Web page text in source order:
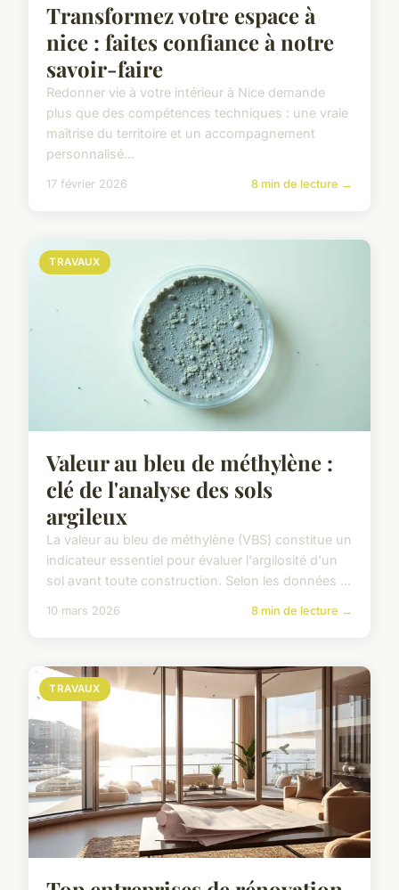
Transformez votre espace à
nice : faites confiance à notre
savoir-faire
Redonner vie à votre intérieur à Nice demande
plus que des compétences techniques : une vraie
maîtrise du territoire et un accompagnement
personnalisé...
17 février 2026 8 min de lecture →
TRAVAUX
Valeur au bleu de méthylène :
clé de l'analyse des sols
argileux
La valeur au bleu de méthylène (VBS) constitue un
indicateur essentiel pour évaluer l'argilosité d'un
sol avant toute construction. Selon les données ...
10 mars 2026 8 min de lecture →
TRAVAUX